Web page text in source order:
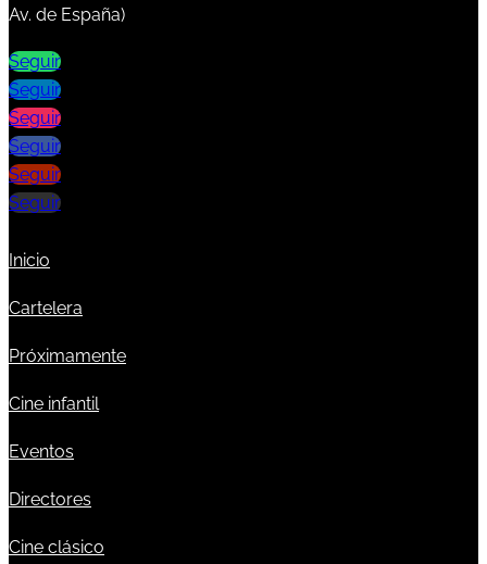
Av. de España)
Seguir
Seguir
Seguir
Seguir
Seguir
Seguir
Inicio
Cartelera
Próximamente
Cine infantil
Eventos
Directores
Cine clásico